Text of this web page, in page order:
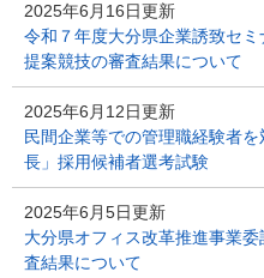
2025年6月16日更新
令和７年度大分県企業誘致セ
提案競技の審査結果について
2025年6月12日更新
民間企業等での管理職経験者
長」採用候補者選考試験
2025年6月5日更新
大分県オフィス改革推進事業
査結果について